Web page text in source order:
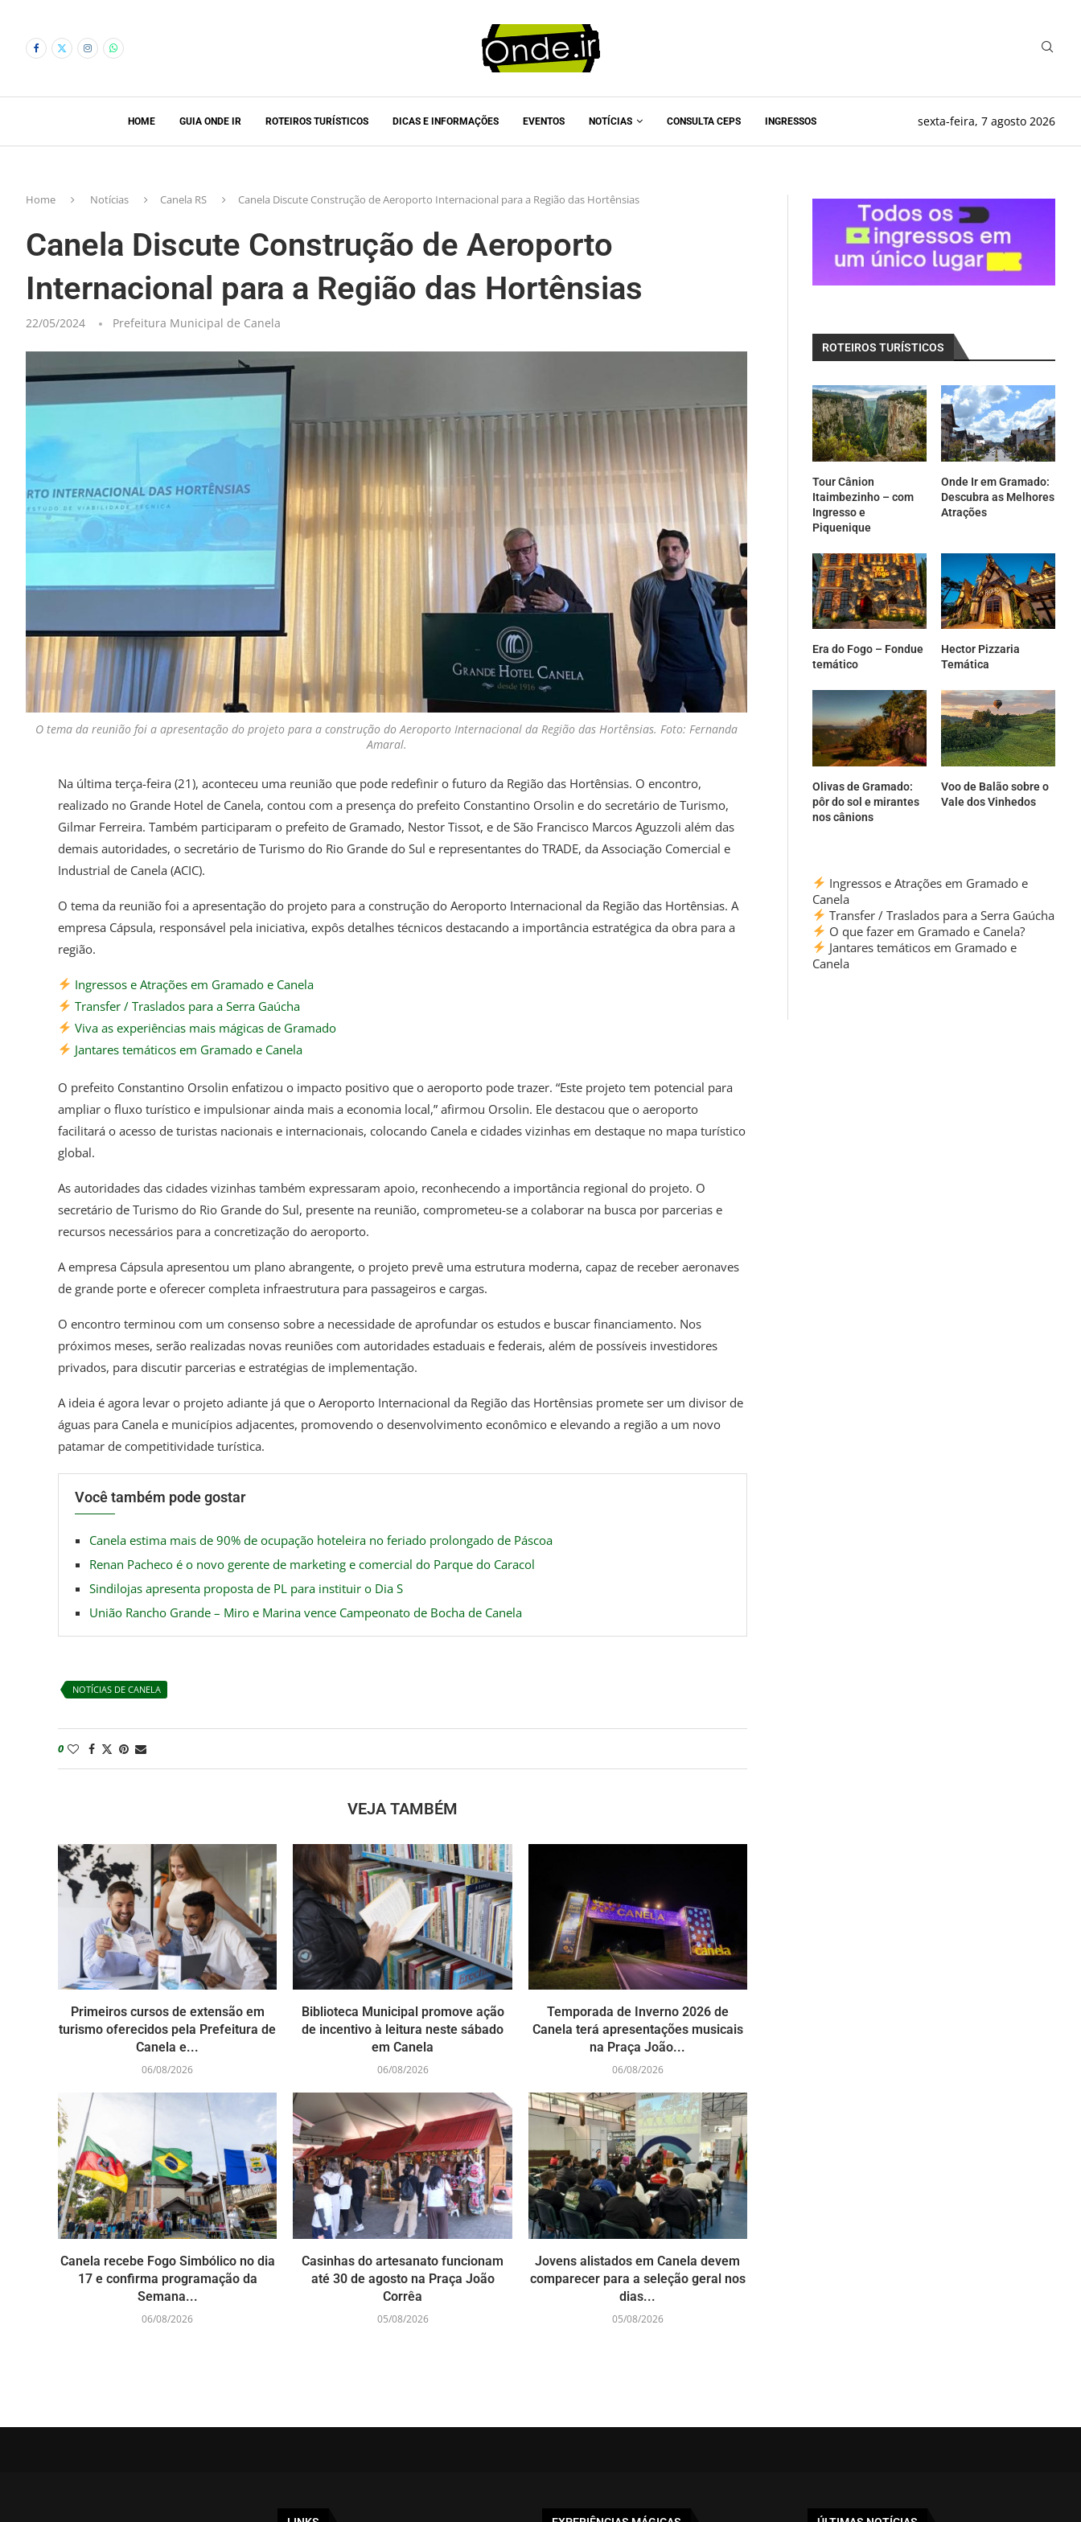
HOME GUIA ONDE IR ROTEIROS TURÍSTICOS DICAS E INFORMAÇÕES EVENTOS NOTÍCIAS CONSULTA CEPS INGRESSOS sexta-feira, 7 agosto 2026
Home Notícias Canela RS Canela Discute Construção de Aeroporto Internacional para a Região das Hortênsias
Canela Discute Construção de Aeroporto
Internacional para a Região das Hortênsias
22/05/2024 Prefeitura Municipal de Canela
O tema da reunião foi a apresentação do projeto para a construção do Aeroporto Internacional da Região das Hortênsias. Foto: Fernanda
Amaral.
Na última terça-feira (21), aconteceu uma reunião que pode redefinir o futuro da Região das Hortênsias. O encontro,
realizado no Grande Hotel de Canela, contou com a presença do prefeito Constantino Orsolin e do secretário de Turismo,
Gilmar Ferreira. Também participaram o prefeito de Gramado, Nestor Tissot, e de São Francisco Marcos Aguzzoli além das
demais autoridades, o secretário de Turismo do Rio Grande do Sul e representantes do TRADE, da Associação Comercial e
Industrial de Canela (ACIC).
O tema da reunião foi a apresentação do projeto para a construção do Aeroporto Internacional da Região das Hortênsias. A
empresa Cápsula, responsável pela iniciativa, expôs detalhes técnicos destacando a importância estratégica da obra para a
região.
Ingressos e Atrações em Gramado e Canela
Transfer / Traslados para a Serra Gaúcha
Viva as experiências mais mágicas de Gramado
Jantares temáticos em Gramado e Canela
O prefeito Constantino Orsolin enfatizou o impacto positivo que o aeroporto pode trazer. “Este projeto tem potencial para
ampliar o fluxo turístico e impulsionar ainda mais a economia local,” afirmou Orsolin. Ele destacou que o aeroporto
facilitará o acesso de turistas nacionais e internacionais, colocando Canela e cidades vizinhas em destaque no mapa turístico
global.
As autoridades das cidades vizinhas também expressaram apoio, reconhecendo a importância regional do projeto. O
secretário de Turismo do Rio Grande do Sul, presente na reunião, comprometeu-se a colaborar na busca por parcerias e
recursos necessários para a concretização do aeroporto.
A empresa Cápsula apresentou um plano abrangente, o projeto prevê uma estrutura moderna, capaz de receber aeronaves
de grande porte e oferecer completa infraestrutura para passageiros e cargas.
O encontro terminou com um consenso sobre a necessidade de aprofundar os estudos e buscar financiamento. Nos
próximos meses, serão realizadas novas reuniões com autoridades estaduais e federais, além de possíveis investidores
privados, para discutir parcerias e estratégias de implementação.
A ideia é agora levar o projeto adiante já que o Aeroporto Internacional da Região das Hortênsias promete ser um divisor de
águas para Canela e municípios adjacentes, promovendo o desenvolvimento econômico e elevando a região a um novo
patamar de competitividade turística.
Você também pode gostar
Canela estima mais de 90% de ocupação hoteleira no feriado prolongado de Páscoa
Renan Pacheco é o novo gerente de marketing e comercial do Parque do Caracol
Sindilojas apresenta proposta de PL para instituir o Dia S
União Rancho Grande – Miro e Marina vence Campeonato de Bocha de Canela
NOTÍCIAS DE CANELA
0
VEJA TAMBÉM
Primeiros cursos de extensão em
turismo oferecidos pela Prefeitura de
Canela e...
06/08/2026
Biblioteca Municipal promove ação
de incentivo à leitura neste sábado
em Canela
06/08/2026
Temporada de Inverno 2026 de
Canela terá apresentações musicais
na Praça João...
06/08/2026
Canela recebe Fogo Simbólico no dia
17 e confirma programação da
Semana...
06/08/2026
Casinhas do artesanato funcionam
até 30 de agosto na Praça João
Corrêa
05/08/2026
Jovens alistados em Canela devem
comparecer para a seleção geral nos
dias...
05/08/2026
ROTEIROS TURÍSTICOS
Tour Cânion
Itaimbezinho – com
Ingresso e
Piquenique
Onde Ir em Gramado:
Descubra as Melhores
Atrações
Era do Fogo – Fondue
temático
Hector Pizzaria
Temática
Olivas de Gramado:
pôr do sol e mirantes
nos cânions
Voo de Balão sobre o
Vale dos Vinhedos
Ingressos e Atrações em Gramado e
Canela
Transfer / Traslados para a Serra Gaúcha
O que fazer em Gramado e Canela?
Jantares temáticos em Gramado e
Canela